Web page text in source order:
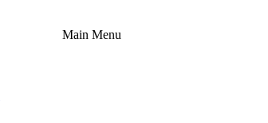
Main Menu